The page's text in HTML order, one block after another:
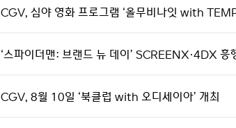
CGV, 심야 영화 프로그램 ‘올무비나잇 with
‘스파이더맨: 브랜드 뉴 데이’ SCREENX·4DX
CGV, 8월 10일 ‘북클럽 with 오디세이아’ 개최